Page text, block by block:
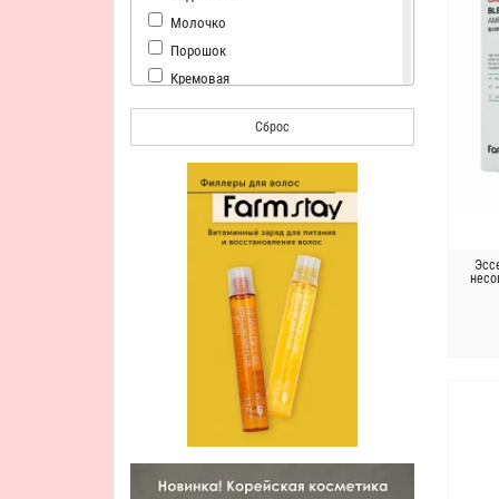
Акстасантин
Арбутин
Аргана
Бергамот
Бисабол
Брокколи
Виноград
Витаминный комплекс
Волюфилин
Гамамелис
Гаммамелис
Гиалуроновая вода
Гиалуроновая килота
Гиалуроновая косметика
Гингко Билоба
Молочко
Порошок
Кремовая
Ароматизаторы
Искусственные ароматизаторы
Искусственные красители
Легкая водянистая
Минеральные масла
Парабены
Сброс